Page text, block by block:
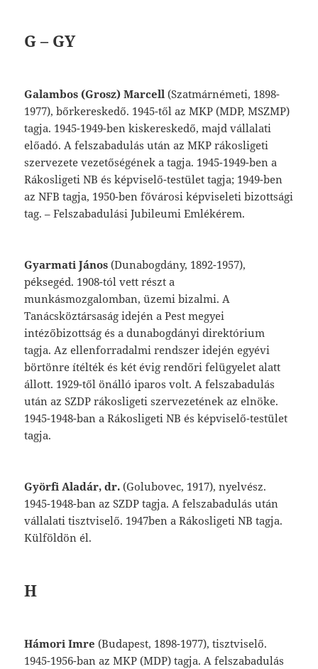
G – GY
Galambos (Grosz)Marcell(Szatmárnémeti, 1898-
1977),bőrkereskedő. 1945-tőlazMKP(MDP,MSZMP)
tagja. 1945-1949-benkiskereskedő,majdvállalati
előadó.AfelszabadulásutánazMKPrákosligeti
szervezetevezetőségénekatagja. 1945-1949-bena
Rákosligeti NBésképviselő-testülettagja; 1949-ben
azNFBtagja, 1950-benfővárosiképviseletibizottsági
tag.–FelszabadulásiJubileumiEmlékérem.
GyarmatiJános(Dunabogdány, 1892-1957),
péksegéd. 1908-tólvettrészta
munkásmozgalomban,üzemibizalmi.A
TanácsköztársaságidejénaPestmegyei
intézőbizottságésadunabogdányidirektórium
tagja.Azellenforradalmirendszeridejénegyévi
börtönreítéltékéskétévigrendőrifelügyeletalatt
állott. 1929-tőlönállóiparosvolt.Afelszabadulás
utánazSZDPrákosligeti szervezeténekazelnöke.
1945-1948-banaRákosligeti NBésképviselő-testület
tagja.
GyörfiAladár,dr.(Golubovec, 1917),nyelvész.
1945-1948-banazSZDPtagja.Afelszabadulásután
vállalatitisztviselő. 1947benaRákosligeti NBtagja.
Külföldönél.
H
HámoriImre(Budapest, 1898-1977),tisztviselő.
1945-1956-banazMKP(MDP)tagja.Afelszabadulás